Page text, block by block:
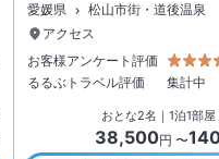
愛媛県
松山市街・道後温泉
アクセス
お客様アンケート評価
るるぶトラベル評価
集計中
おとな2名 ｜ 1泊1部屋
38,500円 〜